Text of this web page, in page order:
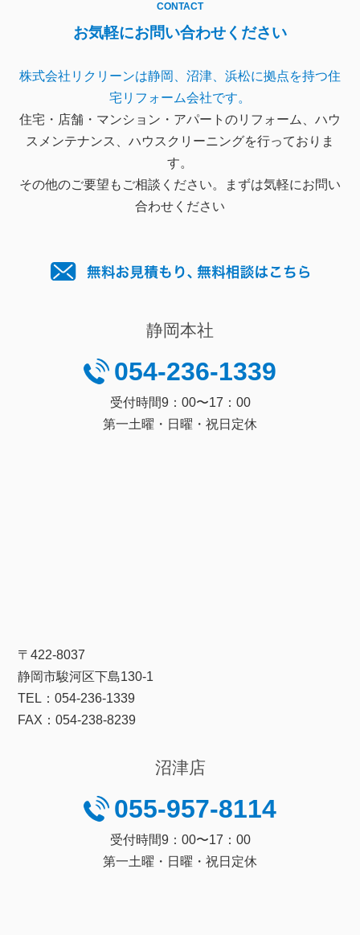
CONTACT
お気軽にお問い合わせください
株式会社リクリーンは静岡、沼津、浜松に拠点を持つ住
宅リフォーム会社です。
住宅・店舗・マンション・アパートのリフォーム、ハウ
スメンテナンス、ハウスクリーニングを行っておりま
す。
その他のご要望もご相談ください。まずは気軽にお問い
合わせください
静岡本社
054-236-1339
受付時間9：00〜17：00
第一土曜・日曜・祝日定休
〒422-8037
静岡市駿河区下島130-1
TEL：054-236-1339
FAX：054-238-8239
沼津店
055-957-8114
受付時間9：00〜17：00
第一土曜・日曜・祝日定休